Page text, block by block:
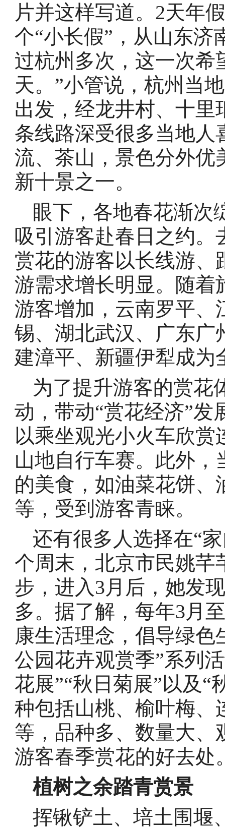
片并这样写道。2天年
个“小长假”，从山东济
过杭州多次，这一次希
天。”小管说，杭州当
出发，经龙井村、十
条线路深受很多当地人
流、茶山，景色分外优
新十景之一。
眼下，各地春花渐次
吸引游客赴春日之约。
赏花的游客以长线游、
游需求增长明显。随着
游客增加，云南罗平、
锡、湖北武汉、广东广
建漳平、新疆伊犁成为
为了提升游客的赏花
动，带动“赏花经济”
以乘坐观光小火车欣
山地自行车赛。此外
的美食，如油菜花饼
等，受到游客青睐。
还有很多人选择在“
个周末，北京市民姚芊
步，进入3月后，她发
多。据了解，每年3月
康生活理念，倡导绿色
公园花卉观赏季”系列
花展”“秋日菊展”以及“
种包括山桃、榆叶梅、
等，品种多、数量大、
游客春季赏花的好去处
植树之余踏青赏景
挥锹铲土、培土围堰